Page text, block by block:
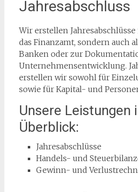
Jahresabschluss
Wir erstellen
das Finanzamt, sondern auch
Banken oder zur
Unterneh­mensentwicklung.
erstellen wir sowohl für
sowie für Kapital- und
Unsere Leistungen
Überblick:
Jahresabschlüsse
Handels- und
Gewinn- und